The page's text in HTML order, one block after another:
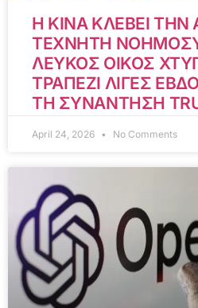
Η ΚΙΝΑ ΚΛΕΒΕΙ ΤΗΝ
ΤΕΧΝΗΤΗ
ΛΕΥΚΟΣ ΟΙΚΟΣ
ΤΡΑΠΕΖΙ ΛΙΓΕΣ
ΤΗ ΣΥΝΑΝΤΗΣΗ
April 24, 2026 No Comments